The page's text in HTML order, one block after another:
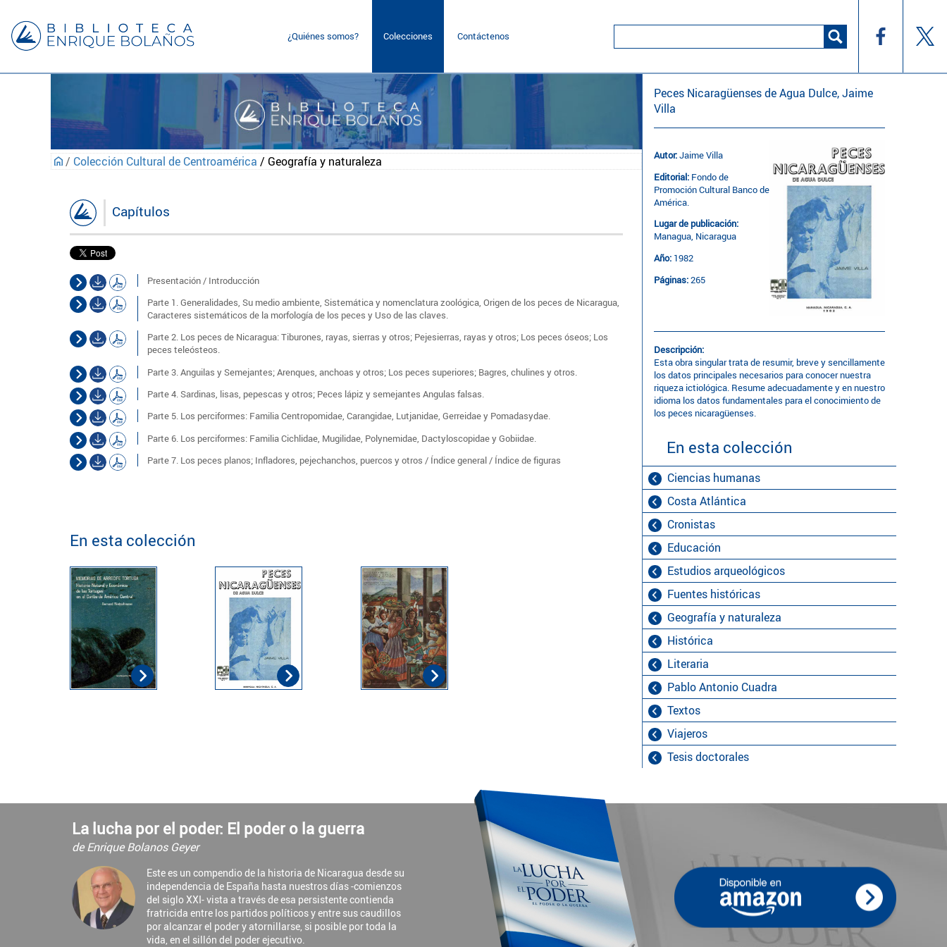
¿Quiénes somos? Colecciones Contáctenos
/ Colección Cultural de Centroamérica / Geografía y naturaleza
Capítulos
Presentación / Introducción
Parte 1. Generalidades, Su medio ambiente, Sistemática y nomenclatura zoológica, Origen de los peces de Nicaragua,
Caracteres sistemáticos de la morfología de los peces y Uso de las claves.
Parte 2. Los peces de Nicaragua: Tiburones, rayas, sierras y otros; Pejesierras, rayas y otros; Los peces óseos; Los
peces teleósteos.
Parte 3. Anguilas y Semejantes; Arenques, anchoas y otros; Los peces superiores; Bagres, chulines y otros.
Parte 4. Sardinas, lisas, pepescas y otros; Peces lápiz y semejantes Angulas falsas.
Parte 5. Los perciformes: Familia Centropomidae, Carangidae, Lutjanidae, Gerreidae y Pomadasydae.
Parte 6. Los perciformes: Familia Cichlidae, Mugilidae, Polynemidae, Dactyloscopidae y Gobiidae.
Parte 7. Los peces planos; Infladores, pejechanchos, puercos y otros / Índice general / Índice de figuras
En esta colección
Peces Nicaragüenses de Agua Dulce, Jaime
Villa
Autor:Jaime Villa
Editorial: Fondo de
Promoción Cultural Banco de
América.
Lugar de publicación:
Managua, Nicaragua
Año: 1982
Páginas:265
Descripción:
Esta obra singular trata de resumir, breve y sencillamente
los datos principales necesarios para conocer nuestra
riqueza ictiológica. Resume adecuadamente y en nuestro
idioma los datos fundamentales para el conocimiento de
los peces nicaragüenses.
En esta colección
Ciencias humanas
Costa Atlántica
Cronistas
Educación
Estudios arqueológicos
Fuentes históricas
Geografía y naturaleza
Histórica
Literaria
Pablo Antonio Cuadra
Textos
Viajeros
Tesis doctorales
La lucha por el poder: El poder o la guerra
de Enrique Bolanos Geyer
Este es un compendio de la historia de Nicaragua desde su
independencia de España hasta nuestros días -comienzos
del siglo XXI- vista a través de esa persistente contienda
fratricida entre los partidos políticos y entre sus caudillos
por alcanzar el poder y atornillarse, si posible por toda la
vida, en el sillón del poder ejecutivo.